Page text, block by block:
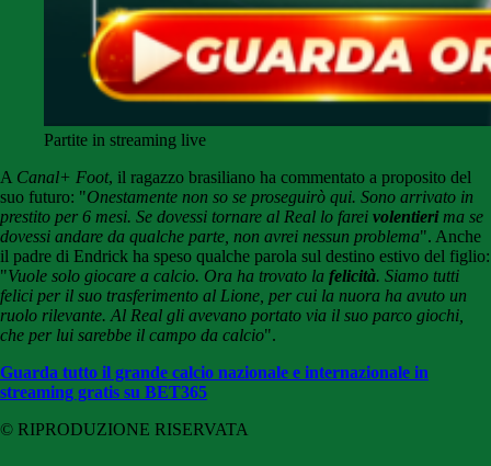
Partite in streaming live
A Canal+ Foot, il ragazzo brasiliano ha commentato a proposito del
suo futuro: "Onestamente non so se proseguirò qui. Sono arrivato in
prestito per 6 mesi. Se dovessi tornare al Real lo farei volentierima se
dovessi andare da qualche parte, non avrei nessun problema". Anche
il padre di Endrick ha speso qualche parola sul destino estivo del figlio:
"Vuole solo giocare a calcio. Ora ha trovato la felicità. Siamo tutti
felici per il suo trasferimento al Lione, per cui la nuora ha avuto un
ruolo rilevante. Al Real gli avevano portato via il suo parco giochi,
che per lui sarebbe il campo da calcio".
Guarda tutto il grande calcio nazionale e internazionale in
streaming gratis su BET365
© RIPRODUZIONE RISERVATA